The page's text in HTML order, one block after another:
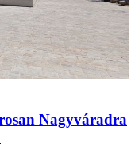
Nagyváradra